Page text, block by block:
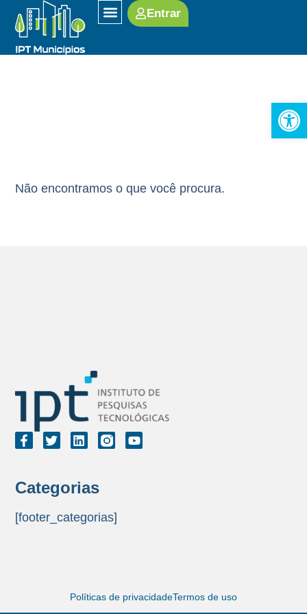
Entrar
Não encontramos o que você procura.
Categorias
[footer_categorias]
Políticas de privacidadeTermos de uso